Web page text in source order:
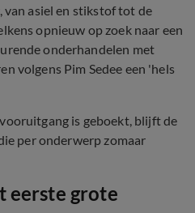
asiel en stikstof tot de
opnieuw op zoek naar een
onderhandelen met
volgens Pim Sedee een 'hels
is geboekt, blijft de
per onderwerp zomaar
eerste grote